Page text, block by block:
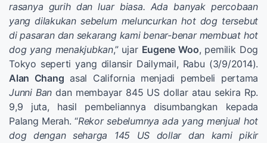
rasanya gurih dan luar biasa. Ada banyak percobaan
yang dilakukan sebelum meluncurkan hot dog tersebut
di pasaran dan sekarang kami benar-benar membuat hot
dog yang menakjubkan,” ujar Eugene Woo, pemilik Dog
Tokyo seperti yang dilansir Dailymail, Rabu (3/9/2014).
Alan Chang asal California menjadi pembeli pertama
Junni Ban dan membayar 845 US dollar atau sekira Rp.
9,9 juta, hasil pembeliannya disumbangkan kepada
Palang Merah. “Rekor sebelumnya ada yang menjual hot
dog dengan seharga 145 US dollar dan kami pikir